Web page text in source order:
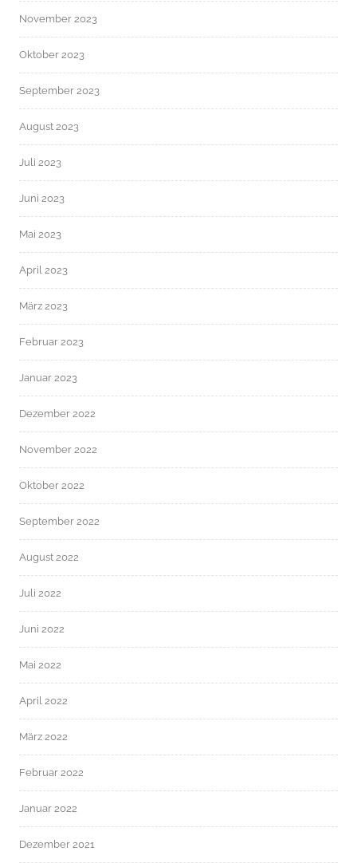
November 2023
Oktober 2023
September 2023
August 2023
Juli 2023
Juni 2023
Mai 2023
April 2023
März 2023
Februar 2023
Januar 2023
Dezember 2022
November 2022
Oktober 2022
September 2022
August 2022
Juli 2022
Juni 2022
Mai 2022
April 2022
März 2022
Februar 2022
Januar 2022
Dezember 2021